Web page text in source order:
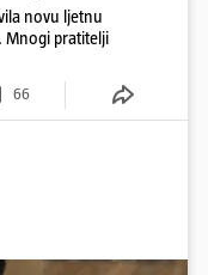
novu ljetnu
Mnogi pratitelji
66